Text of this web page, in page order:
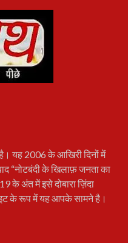
यह 2006 के आखिरी दिनों में
“नोटबंदी के खिलाफ़ जनता का
के अंत में इसे दोबारा ज़िंदा
के रूप में यह आपके सामने है।